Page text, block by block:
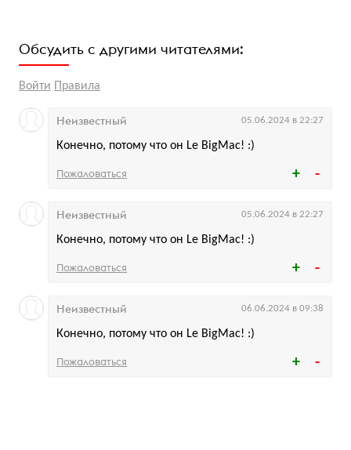
Обсудить с другими читателями:
Войти Правила
Конечно, потому что он Le BigMac! :)
Неизвестный 05.06.2024 в 22:27
Пожаловаться
Конечно, потому что он Le BigMac! :)
Неизвестный 05.06.2024 в 22:27
Пожаловаться
Конечно, потому что он Le BigMac! :)
Неизвестный 06.06.2024 в 09:38
Пожаловаться